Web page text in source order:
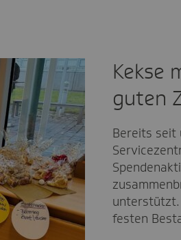
Kekse
guten
Bereits seit
unterstützt.
festen